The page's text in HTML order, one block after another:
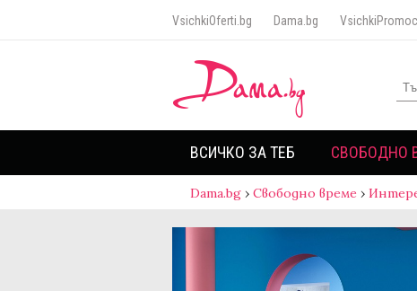
VsichkiOferti.bg Dama.bg
ВСИЧКО ЗА ТЕБ СВОБОДНО
Dama.bg › Свободно време ›